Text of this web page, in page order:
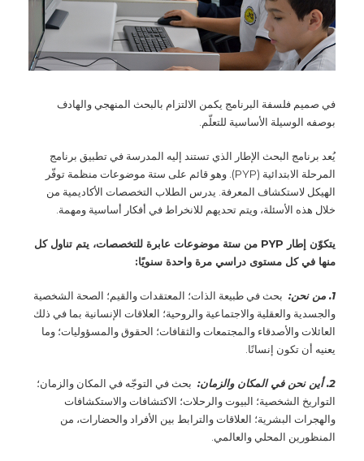
في صميم فلسفة البرنامج يكمن الالتزام بالبحث المنهجي والهادف
بوصفه الوسيلة الأساسية للتعلّم.
يُعد برنامج البحث الإطار الذي تستند إليه المدرسة في تطبيق برنامج
المرحلة الابتدائية (PYP). وهو قائم على ستة موضوعات منظمة توفّر
الهيكل لاستكشاف المعرفة. يدرس الطلاب التخصصات الأكاديمية من
خلال هذه الأسئلة، ويتم تحديهم للانخراط في أفكار أساسية ومهمة.
يتكوّن إطار PYP من ستة موضوعات عابرة للتخصصات، يتم تناول كل
منها في كل مستوى دراسي مرة واحدة سنويًا:
بحث في طبيعة الذات؛ المعتقدات والقيم؛ الصحة الشخصية
والجسدية والعقلية والاجتماعية والروحية؛ العلاقات الإنسانية بما في ذلك
العائلات والأصدقاء والمجتمعات والثقافات؛ الحقوق والمسؤوليات؛ وما
يعنيه أن تكون إنسانًا.
بحث في التوجّه في المكان والزمان؛
التواريخ الشخصية؛ البيوت والرحلات؛ الاكتشافات والاستكشافات
والهجرات البشرية؛ العلاقات والترابط بين الأفراد والحضارات، من
المنظورين المحلي والعالمي.